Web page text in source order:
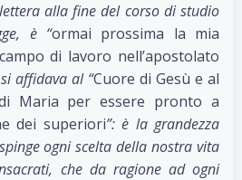
alla fine del corso di studio
è “ormai prossima la mia
di lavoro nell’apostolato
affidava al “Cuore di Gesù e al
Maria per essere pronto a
dei superiori”: è la grandezza
ogni scelta della nostra vita
che da ragione ad ogni